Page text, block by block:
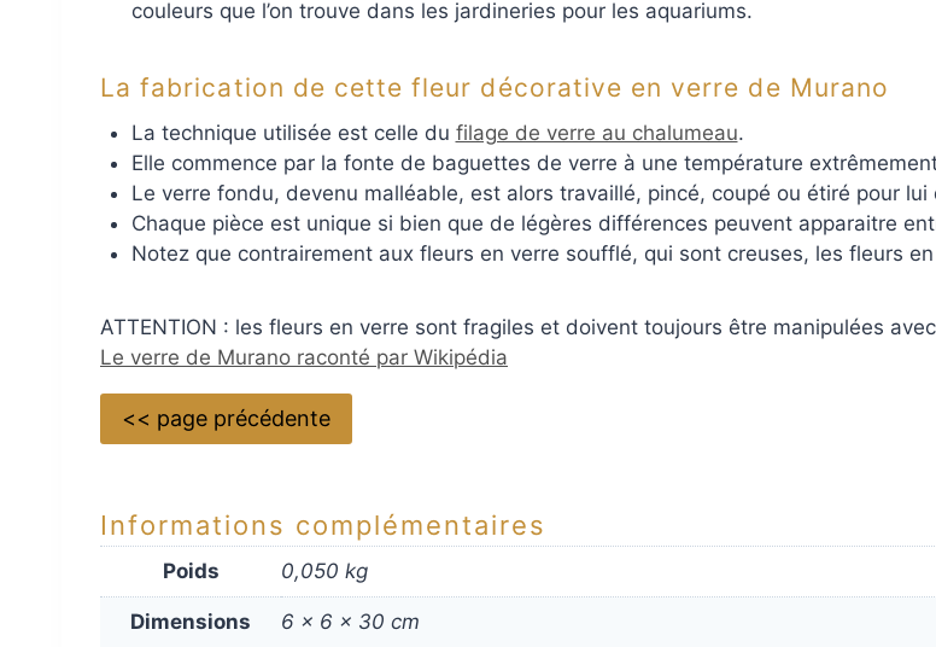
couleurs que l’on trouve dans les jardineries pour les aquariums.
La fabrication de cette fleur décorative en verre de Murano
La technique utilisée est celle du filage de verre au chalumeau.
Elle commence par la fonte de baguettes de verre à une température extrêmement
Le verre fondu, devenu malléable, est alors travaillé, pincé, coupé ou étiré pour lui
Chaque pièce est unique si bien que de légères différences peuvent apparaitre
Notez que contrairement aux fleurs en verre soufflé, qui sont creuses, les fleurs
ATTENTION : les fleurs en verre sont fragiles et doivent toujours être manipulées
Le verre de Murano raconté par Wikipédia
<< page précédente
Informations complémentaires
Poids 0,050 kg
Dimensions 6 × 6 × 30 cm